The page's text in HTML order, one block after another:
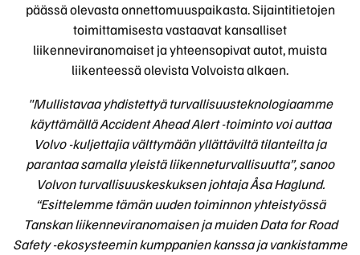
päässä olevasta onnettomuuspaikasta. Sijaintitietojen
toimittamisesta vastaavat kansalliset
liikenneviranomaiset ja yhteensopivat autot, muista
liikenteessä olevista Volvoista alkaen.
"Mullistavaa yhdistettyä turvallisuusteknologiaamme
käyttämällä Accident Ahead Alert -toiminto voi auttaa
Volvo -kuljettajia välttymään yllättäviltä tilanteilta ja
parantaa samalla yleistä liikenneturvallisuutta”, sanoo
Volvon turvallisuuskeskuksen johtaja Åsa Haglund.
“Esittelemme tämän uuden toiminnon yhteistyössä
Tanskan liikenneviranomaisen ja muiden Data for Road
Safety -ekosysteemin kumppanien kanssa ja vankistamme